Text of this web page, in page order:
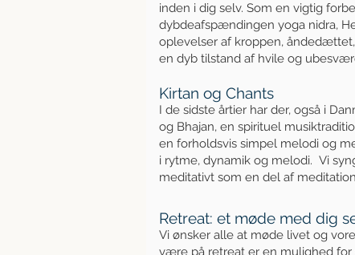
inden i dig selv. Som en vigtig
dybdeafspændingen yoga nidra,
oplevelser af kroppen,
en dyb tilstand af hvile og
Kirtan og Chants
I de sidste årtier har der, også i
og Bhajan, en spirituel
en forholdsvis simpel melodi og
i rytme, dynamik og melodi. Vi
meditativt som en del af
Retreat: et møde med dig
Vi ønsker alle at møde livet og
være på retreat er en mulighed for